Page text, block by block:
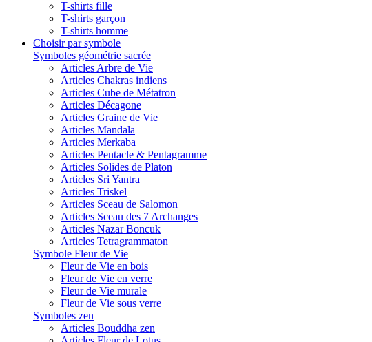
T-shirts fille
T-shirts garçon
T-shirts homme
Choisir par symbole
Symboles géométrie sacrée
Articles Arbre de Vie
Articles Chakras indiens
Articles Cube de Métatron
Articles Décagone
Articles Graine de Vie
Articles Mandala
Articles Merkaba
Articles Pentacle & Pentagramme
Articles Solides de Platon
Articles Sri Yantra
Articles Triskel
Articles Sceau de Salomon
Articles Sceau des 7 Archanges
Articles Nazar Boncuk
Articles Tetragrammaton
Symbole Fleur de Vie
Fleur de Vie en bois
Fleur de Vie en verre
Fleur de Vie murale
Fleur de Vie sous verre
Symboles zen
Articles Bouddha zen